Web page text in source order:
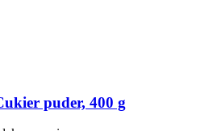
puder, 400 g